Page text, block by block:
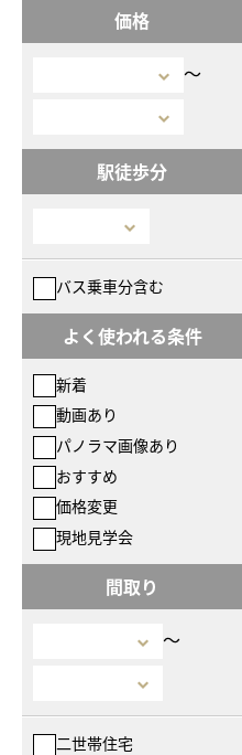
価格
〜
駅徒歩分
バス乗車分含む
よく使われる条件
新着
動画あり
パノラマ画像あり
おすすめ
価格変更
現地見学会
間取り
〜
二世帯住宅